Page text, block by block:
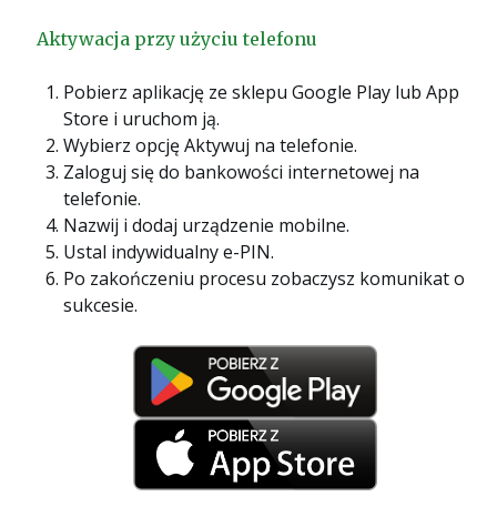
Aktywacja przy użyciu telefonu
Pobierz aplikację ze sklepu Google Play lub App
Store i uruchom ją.
Wybierz opcję Aktywuj na telefonie.
Zaloguj się do bankowości internetowej na
telefonie.
Nazwij i dodaj urządzenie mobilne.
Ustal indywidualny e-PIN.
Po zakończeniu procesu zobaczysz komunikat o
sukcesie.